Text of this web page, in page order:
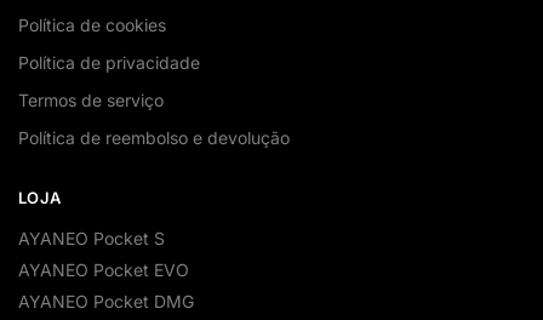
Política de cookies
Política de privacidade
Termos de serviço
Política de reembolso e devolução
LOJA
AYANEO Pocket S
AYANEO Pocket EVO
AYANEO Pocket DMG